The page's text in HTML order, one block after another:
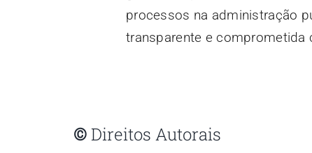
processos na administração
transparente e comprometida
©Direitos Autorais